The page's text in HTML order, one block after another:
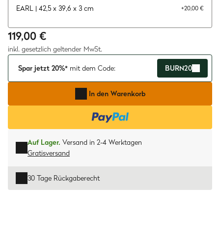
EARL | 42,5 x 39,6 x 3 cm +20,00 €
119,00 €
inkl. gesetzlich geltender MwSt.
Spar jetzt 20%* mit dem Code: BURN20
In den Warenkorb
Auf Lager. Versand in 2-4 Werktagen
Gratisversand
30 Tage Rückgaberecht